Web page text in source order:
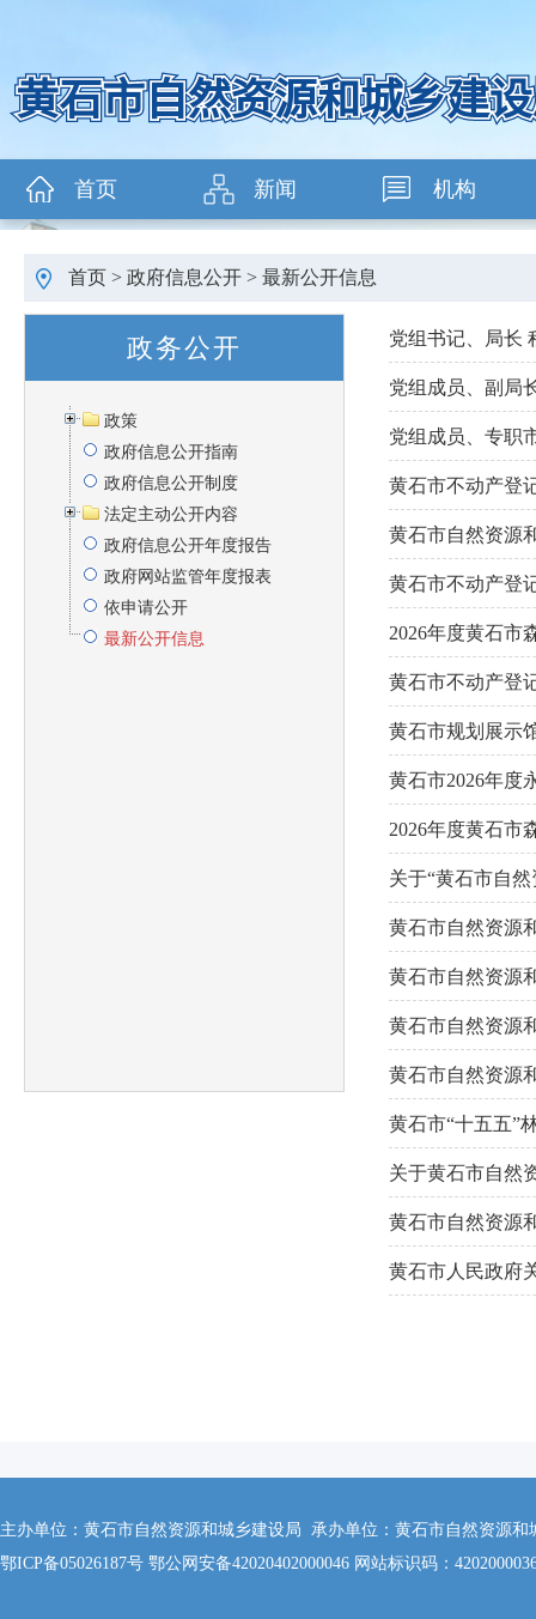
首页 新闻 机构
首页 > 政府信息公开 > 最新公开信息
政务公开
政策
政府信息公开指南
政府信息公开制度
法定主动公开内容
政府信息公开年度报告
政府网站监管年度报表
依申请公开
最新公开信息
党组书记、局长
党组成员、副局
党组成员、专职
黄石市不动产登
黄石市自然资源
黄石市不动产登
2026年度黄石市
（成...
黄石市不动产登
黄石市规划展示
黄石市2026年度
2026年度黄石市
性...
关于“黄石市自
黄石市自然资源
黄石市自然资源
黄石市自然资源
黄石市自然资源
黄石市“十五五”
关于黄石市自然
询...
黄石市自然资源
告
黄石市人民政府
主办单位：黄石市自然资源和城乡建设局 承办单位：黄石市自然资源和
鄂ICP备05026187号 鄂公网安备42020402000046 网站标识码：